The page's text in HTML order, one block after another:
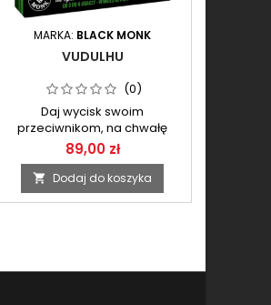
MARKA: BLACK MONK
VUDULHU
(0)
Daj wycisk swoim
przeciwnikom, na chwałę
Przedwiecznego!
89,00 zł
 Dodaj do koszyka